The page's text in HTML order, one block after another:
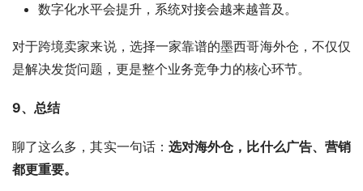
数字化水平会提升，系统对接会越来越普及。
对于跨境卖家来说，选择一家靠谱的墨西哥海外仓，不仅仅
是解决发货问题，更是整个业务竞争力的核心环节。
9、总结
聊了这么多，其实一句话： 选对海外仓，比什么广告、营销
都更重要。